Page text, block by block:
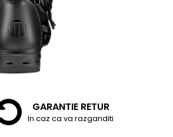
GARANTIE RETUR
In caz ca va razganditi